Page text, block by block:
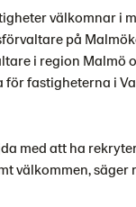
välkomnar i
på
i region Malmö
för fastigheterna i
med att ha
välkommen, säger